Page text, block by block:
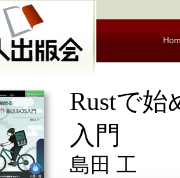
Rustで始
入門
島田 工